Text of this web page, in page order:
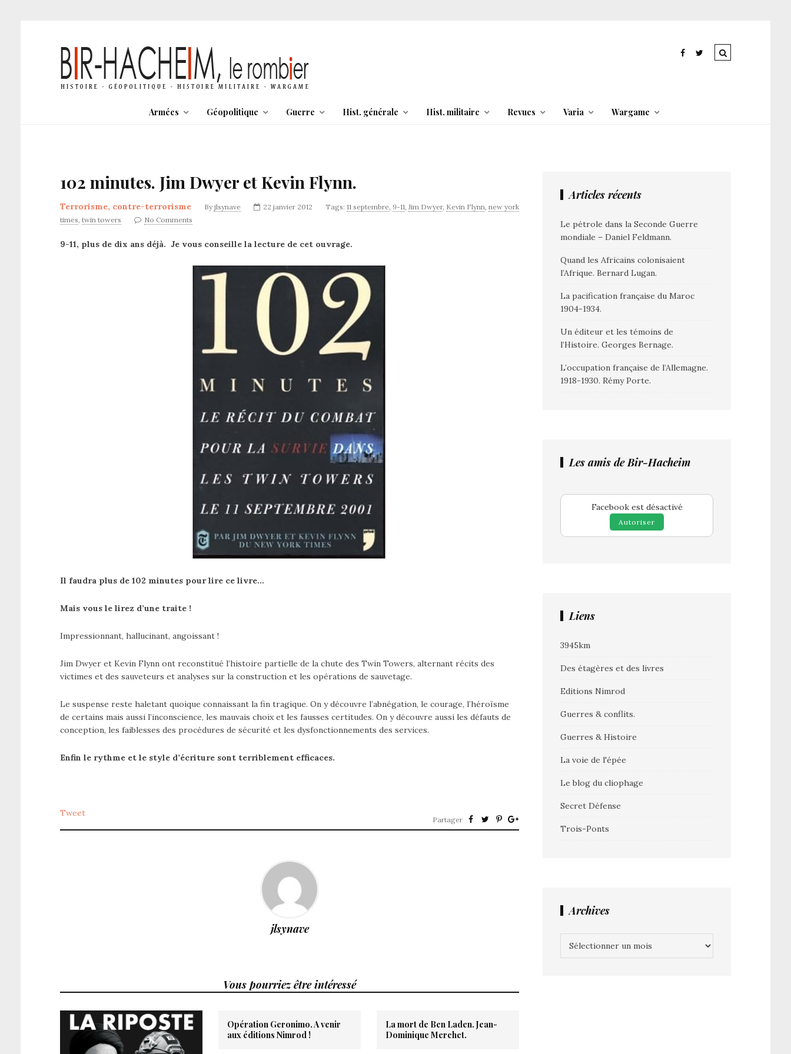
Armées Géopolitique Guerre Hist. générale Hist. militaire Revues Varia Wargame
102 minutes. Jim Dwyer et Kevin Flynn.
Terrorisme, contre-terrorisme By jlsynave 22 janvier 2012 Tags: 11 septembre, 9-11,Jim Dwyer, Kevin Flynn, new york
times, twin towers No Comments
9-11, plus de dix ans déjà. Je vous conseille la lecture de cet ouvrage.
Il faudra plus de 102 minutes pour lire ce livre…
Mais vous le lirez d’une traite !
Impressionnant, hallucinant, angoissant !
Jim Dwyer et Kevin Flynn ont reconstitué l’histoire partielle de la chute des Twin Towers, alternant récits des
victimes et des sauveteurs et analyses sur la construction et les opérations de sauvetage.
Le suspense reste haletant quoique connaissant la fin tragique. On y découvre l’abnégation, le courage, l’héroïsme
de certains mais aussi l’inconscience, les mauvais choix et les fausses certitudes. On y découvre aussi les défauts de
conception, les faiblesses des procédures de sécurité et les dysfonctionnements des services.
Enfin le rythme et le style d’écriture sont terriblement efficaces.
Tweet
Partager
jlsynave
Vous pourriez être intéressé
Opération Geronimo. A venir
aux éditions Nimrod !
La mort de Ben Laden. Jean-
Dominique Merchet.
Articles récents
Le pétrole dans la Seconde Guerre
mondiale – Daniel Feldmann.
Quand les Africains colonisaient
l’Afrique. Bernard Lugan.
La pacification française du Maroc
1904-1934.
Un éditeur et les témoins de
l’Histoire. Georges Bernage.
L’occupation française de l’Allemagne.
1918-1930. Rémy Porte.
Les amis de Bir-Hacheim
Facebook est désactivé
Autoriser
Liens
3945km
Des étagères et des livres
Editions Nimrod
Guerres & conflits.
Guerres & Histoire
La voie de l'épée
Le blog du cliophage
Secret Défense
Trois-Ponts
Archives